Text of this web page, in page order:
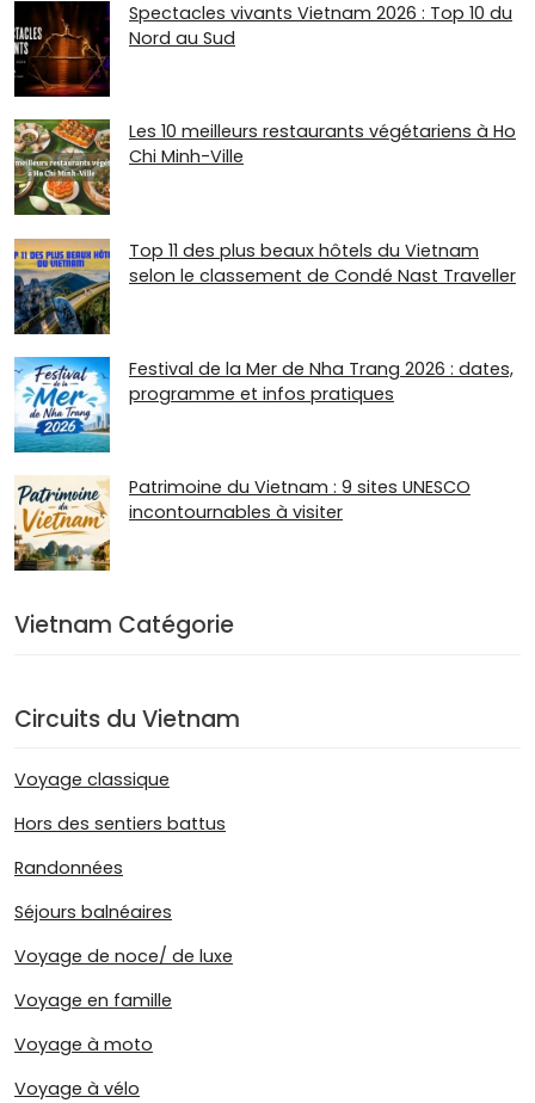
Spectacles vivants Vietnam 2026 : Top 10 du
Nord au Sud
Les 10 meilleurs restaurants végétariens à Ho
Chi Minh-Ville
Top 11 des plus beaux hôtels du Vietnam
selon le classement de Condé Nast Traveller
Festival de la Mer de Nha Trang 2026 : dates,
programme et infos pratiques
Patrimoine du Vietnam : 9 sites UNESCO
incontournables à visiter
Vietnam Catégorie
Circuits du Vietnam
Voyage classique
Hors des sentiers battus
Randonnées
Séjours balnéaires
Voyage de noce/ de luxe
Voyage en famille
Voyage à moto
Voyage à vélo